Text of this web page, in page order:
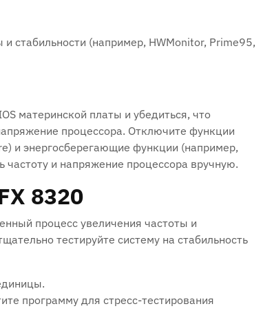
стабильности (например, HWMonitor, Prime95,
материнской платы и убедиться, что
процессора. Отключите функции
и энергосберегающие функции (например,
частоту и напряжение процессора вручную.
8320
процесс увеличения частоты и
тестируйте систему на стабильность
программу для стресс-тестирования